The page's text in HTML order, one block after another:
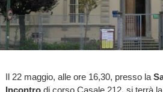
Il 22 maggio, alle ore 16,30, presso la
Incontro di corso Casale 212, si terrà